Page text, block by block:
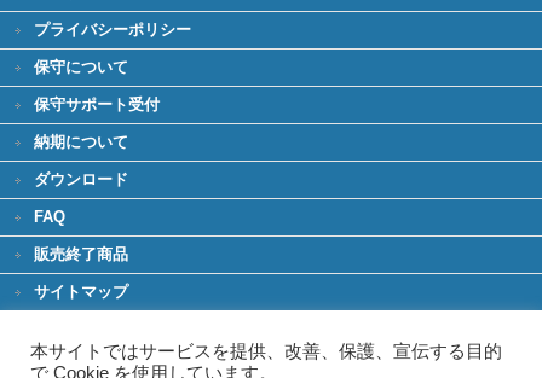
プライバシーポリシー
保守について
保守サポート受付
納期について
ダウンロード
FAQ
販売終了商品
サイトマップ
グリーンIT
本サイトではサービスを提供、改善、保護、宣伝する目的
で Cookie を使用しています。